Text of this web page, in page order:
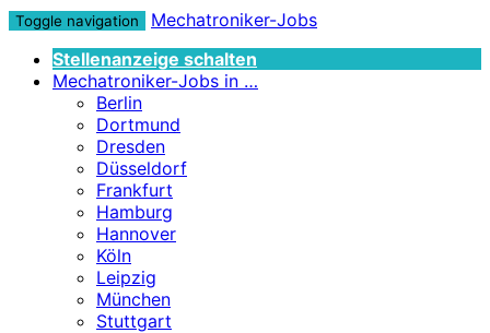
Toggle navigation
Mechatroniker-Jobs
Stellenanzeige schalten
Mechatroniker-Jobs in …
Berlin
Dortmund
Dresden
Düsseldorf
Frankfurt
Hamburg
Hannover
Köln
Leipzig
München
Stuttgart